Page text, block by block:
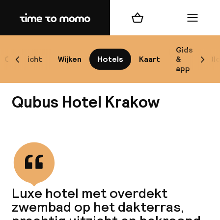
Home
Overzicht Wijken Hotels Kaart
Gids
&
app
Scroll naar links
Winkelmand Menu
Qubus Hotel Krakow
Luxe hotel met overdekt
zwembad op het dakterras,